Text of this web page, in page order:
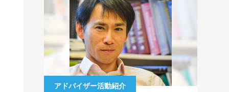
国際標準規格認証取得
アドバイザー活動紹介